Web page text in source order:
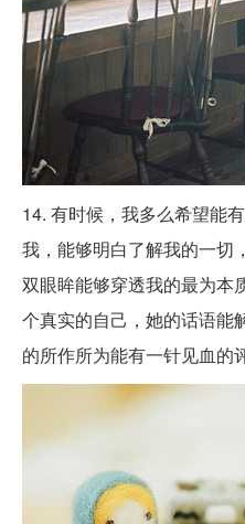
14. 有时候，我多么希望能
我，能够明白了解我的一切
双眼眸能够穿透我的最为本
个真实的自己，她的话语能
的所作所为能有一针见血的